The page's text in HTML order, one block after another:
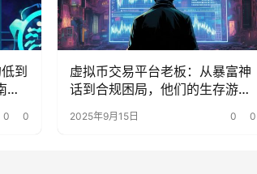
到
来
0 0
虚拟币交易平台老板：从暴富神
话到合规困局，他们的生存游戏
变了？
2025年9月15日 0 0